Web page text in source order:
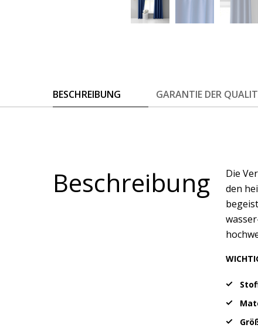
BESCHREIBUNG GARANTIE DER
Beschreibung
Die
den